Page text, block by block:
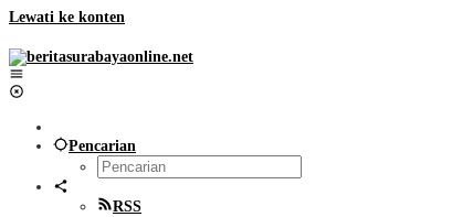
Lewati ke konten
Pencarian
RSS